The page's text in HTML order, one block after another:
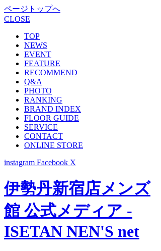
ページトップへ
CLOSE
TOP
NEWS
EVENT
FEATURE
RECOMMEND
Q&A
PHOTO
RANKING
BRAND INDEX
FLOOR GUIDE
SERVICE
CONTACT
ONLINE STORE
instagram Facebook X
伊勢丹新宿店メンズ
館 公式メディア -
ISETAN NEN'S net